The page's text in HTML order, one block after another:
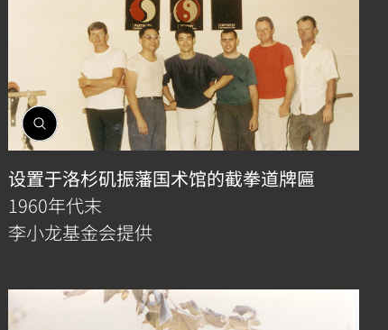
開
啟
簿
设置于洛杉矶振藩国术馆的截拳道牌匾
1960年代末
李小龙基金会提供